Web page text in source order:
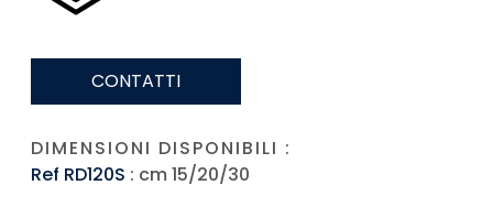
CONTATTI
DIMENSIONI DISPONIBILI :
Ref RD120S : cm 15/20/30